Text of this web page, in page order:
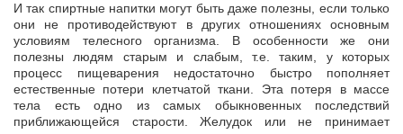
И так спиртные напитки могут быть даже полезны, если только
они не противодействуют в других отношениях основным
условиям телесного организма. В особенности же они
полезны людям старым и слабым, т.е. таким, у которых
процесс пищеварения недостаточно быстро пополняет
естественные потери клетчатой ткани. Эта потеря в массе
тела есть одно из самых обыкновенных последствий
приближающейся старости. Желудок или не принимает